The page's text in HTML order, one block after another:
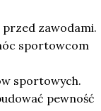
przed zawodami.
sportowcom
sportowych.
pewność